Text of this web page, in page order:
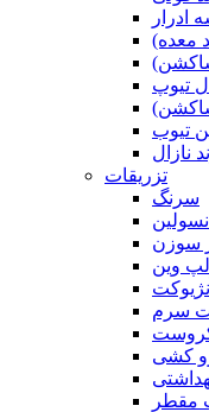
ادرار
معده)
تیوپ
تیوب
نازال
تزریقات
سرنگ
سوزن
وین
آنژیوکت
سرم
کشی
مقطر